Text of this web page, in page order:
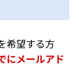
希望する方
にメールアド